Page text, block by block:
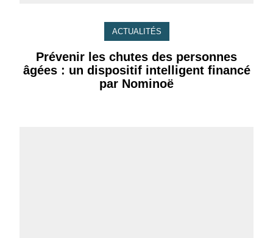
ACTUALITÉS
Prévenir les chutes des personnes
âgées : un dispositif intelligent financé
par Nominoë